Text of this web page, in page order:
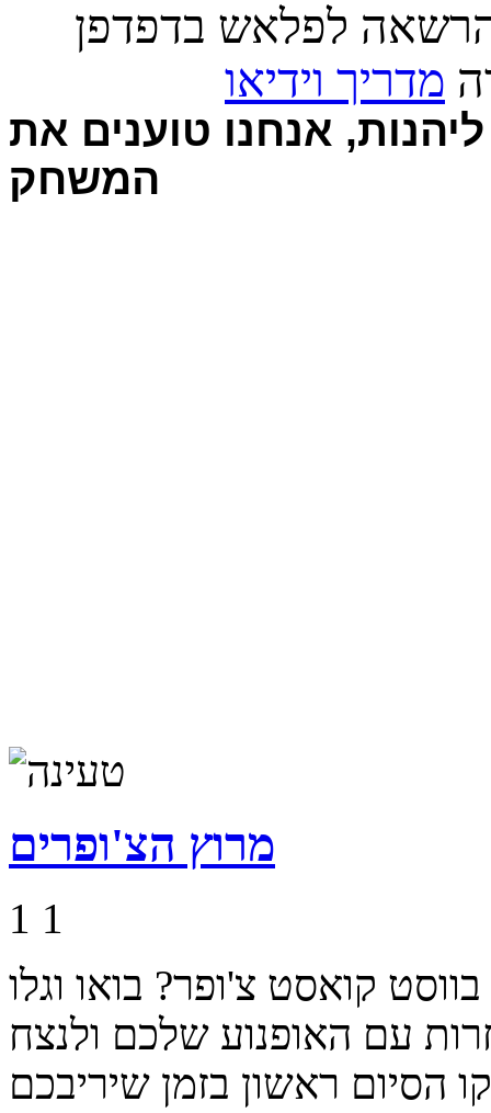
לפלאש בדפדפן
מדריך וידיאו
אנחנו טוענים את
המשחק
מרוץ הצ'ופרים
1 1
קואסט צ'ופר? בואו וגלו
עם האופנוע שלכם ולנצח
הסיום ראשון בזמן שיריבכם